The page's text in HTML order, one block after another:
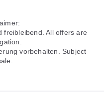
freibleibend. All offers are
vorbehalten. Subject